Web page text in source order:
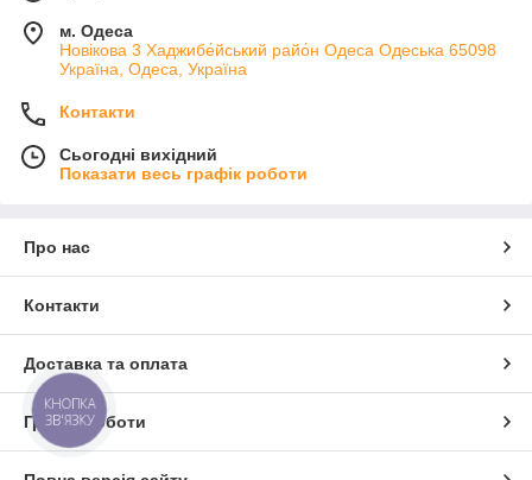
м. Одеса
Новікова 3 Хаджибе́йський райо́н Одеса Одеська 65098
Україна, Одеса, Україна
Контакти
Сьогодні вихідний
Показати весь графік роботи
Про нас
Контакти
Доставка та оплата
Графік роботи
КНОПКА
ЗВ'ЯЗКУ